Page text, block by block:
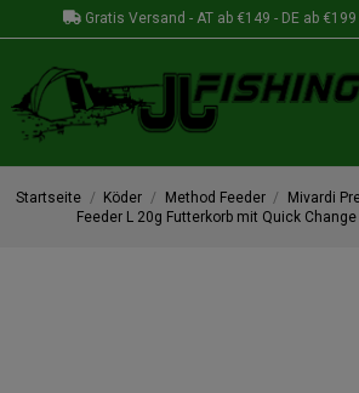
Gratis Versand - AT ab €149 - DE ab €199
Startseite Köder Method Feeder
Mivardi
Feeder L 20g Futterkorb mit Quick